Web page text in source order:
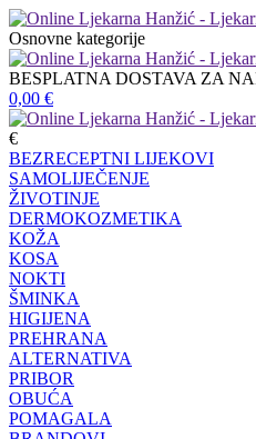
Osnovne kategorije
BESPLATNA DOSTAVA ZA
0,00 €
€
BEZRECEPTNI LIJEKOVI
SAMOLIJEČENJE
ŽIVOTINJE
DERMOKOZMETIKA
KOŽA
KOSA
NOKTI
ŠMINKA
HIGIJENA
PREHRANA
ALTERNATIVA
PRIBOR
OBUĆA
POMAGALA